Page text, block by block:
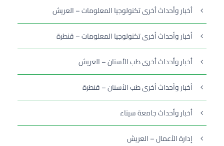
أخبار وأحداث أخرى تكنولوجيا المعلومات – العريش
أخبار وأحداث أخرى تكنولوجيا المعلومات – قنطرة
أخبار وأحداث أخرى طب الأسنان – العريش
أخبار وأحداث أخرى طب الأسنان – قنطرة
أخبار وأحداث جامعة سيناء
إدارة الأعمال – العريش